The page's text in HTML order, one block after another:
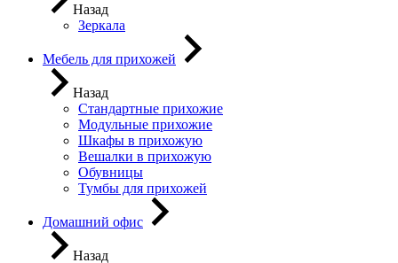
Назад
Зеркала
Мебель для прихожей
Назад
Стандартные прихожие
Модульные прихожие
Шкафы в прихожую
Вешалки в прихожую
Обувницы
Тумбы для прихожей
Домашний офис
Назад